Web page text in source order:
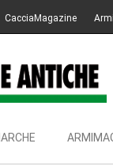
CacciaMagazine